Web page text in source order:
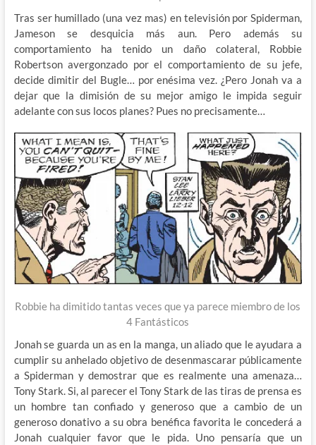
Tras ser humillado (una vez mas) en televisión por Spiderman,
Jameson se desquicia más aun. Pero además su
comportamiento ha tenido un daño colateral, Robbie
Robertson avergonzado por el comportamiento de su jefe,
decide dimitir del Bugle… por enésima vez. ¿Pero Jonah va a
dejar que la dimisión de su mejor amigo le impida seguir
adelante con sus locos planes? Pues no precisamente…
Robbie ha dimitido tantas veces que ya parece miembro de los
4 Fantásticos
Jonah se guarda un as en la manga, un aliado que le ayudara a
cumplir su anhelado objetivo de desenmascarar públicamente
a Spiderman y demostrar que es realmente una amenaza…
Tony Stark. Si, al parecer el Tony Stark de las tiras de prensa es
un hombre tan confiado y generoso que a cambio de un
generoso donativo a su obra benéfica favorita le concederá a
Jonah cualquier favor que le pida. Uno pensaría que un